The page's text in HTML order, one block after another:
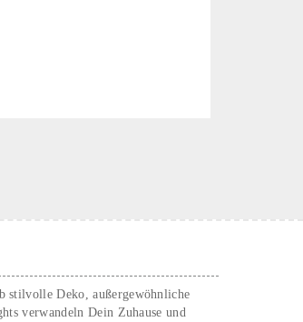
stilvolle Deko, außergewöhnliche
verwandeln Dein Zuhause und